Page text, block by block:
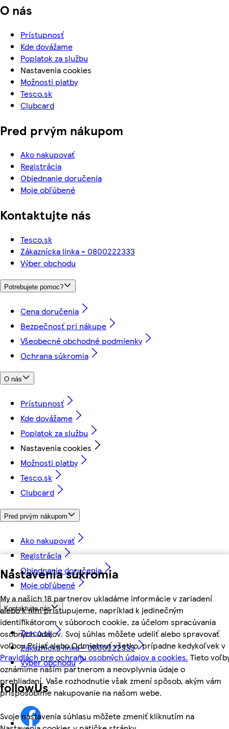
Nastavenia súkromia
My a našich 18 partnerov ukladáme informácie v zariadení
alebo k nim pristupujeme, napríklad k jedinečným
identifikátorom v súboroch cookie, za účelom spracúvania
osobných údajov. Svoj súhlas môžete udeliť alebo spravovať
voľbou Prijať alebo Odmietnuť všetko, prípadne kedykoľvek v
Pravidlách pre ochranu osobných údajov a cookies. Tieto
oznámime našim partnerom a neovplyvnia údaje o
prehliadaní. Vaše rozhodnutie však zmení spôsob, akým vám
prispôsobíme nakupovanie na našom webe.
Svoje nastavenia súhlasu môžete zmeniť kliknutím na
O nás
Prístupnosť
Kde dovážame
Poplatok za službu
Nastavenia cookies
Možnosti platby
Tesco.sk
Clubcard
Pred prvým nákupom
Ako nakupovať
Registrácia
Objednanie doručenia
Moje obľúbené
Kontaktujte nás
Tesco.sk
Zákaznícka linka - 0800222333
Výber obchodu
Potrebujete pomoc?
Cena doručenia
Bezpečnosť pri nákupe
Všeobecné obchodné podmienky
Ochrana súkromia
O nás
Prístupnosť
Kde dovážame
Poplatok za službu
Nastavenia cookies
Možnosti platby
Tesco.sk
Clubcard
Pred prvým nákupom
Ako nakupovať
Registrácia
Objednanie doručenia
Moje obľúbené
Kontaktujte nás
Tesco.sk
Zákaznícka linka - 0800222333
Výber obchodu
followUs